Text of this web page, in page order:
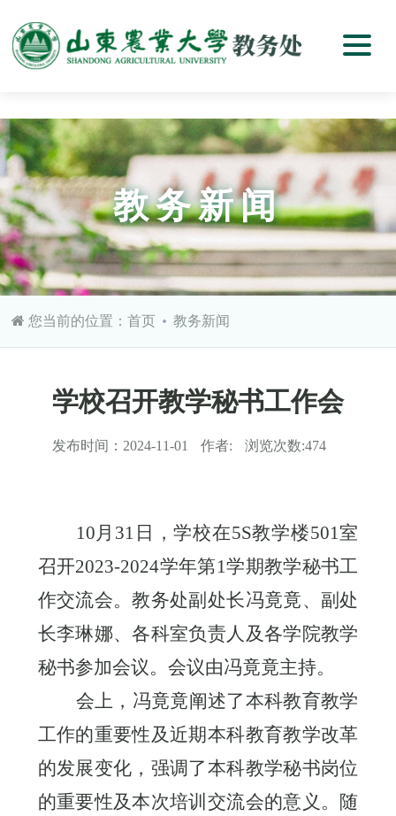
教务新闻
您当前的位置：首页 教务新闻
学校召开教学秘书工作会
发布时间： 2024-11-01 作者: 浏览次数:474
10月31日，学校在5S教学楼501室
召开2023-2024学年第1学期教学秘书工
作交流会。教务处副处长冯竟竟、副处
长李琳娜、各科室负责人及各学院教学
秘书参加会议。会议由冯竟竟主持。
会上，冯竟竟阐述了本科教育教学
工作的重要性及近期本科教育教学改革
的发展变化，强调了本科教学秘书岗位
的重要性及本次培训交流会的意义。随